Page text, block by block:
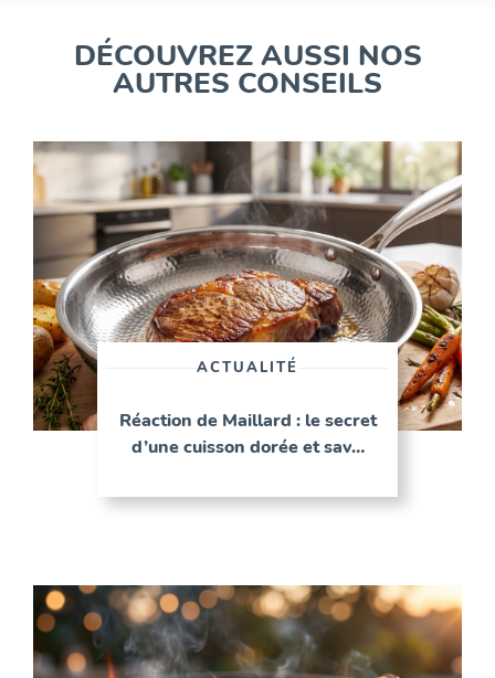
DÉCOUVREZ AUSSI NOS
AUTRES CONSEILS
ACTUALITÉ
Réaction de Maillard : le secret
d’une cuisson dorée et sav…